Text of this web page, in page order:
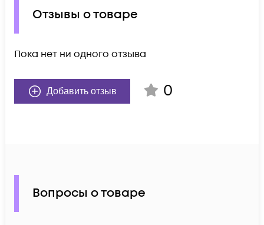
Отзывы о товаре
Пока нет ни одного отзыва
Добавить отзыв 0
Вопросы о товаре